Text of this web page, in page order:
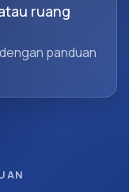
ruang
panduan